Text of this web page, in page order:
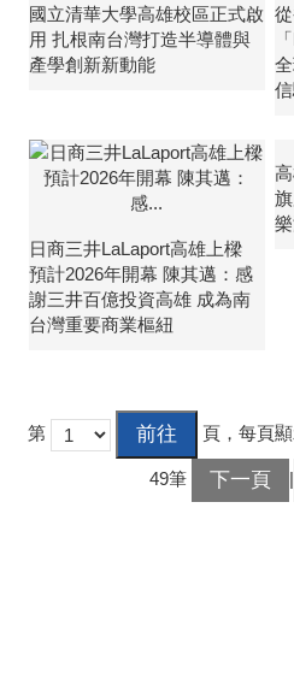
國立清華大學高雄校區正式啟
用 扎根南台灣打造半導體與
產學創新新動能
日商三井LaLaport高雄上樑
預計2026年開幕 陳其邁：感
謝三井百億投資高雄 成為南
台灣重要商業樞紐
第 頁，每頁
49筆 下一頁 |